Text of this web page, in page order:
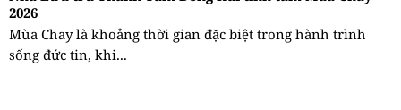
2026
Mùa Chay là khoảng thời gian đặc biệt trong hành trình
sống đức tin, khi...